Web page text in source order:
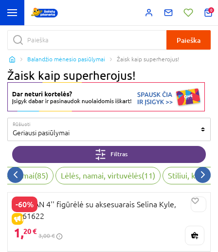
0
Paieška
Balandžio mėnesio pasiūlymai Žaisk kaip superherojus!
Žaisk kaip superherojus!
Rūšiuoti
Geriausi pasiūlymai
Filtras
žaidimai(85) Lėlės, namai, virtuvėlės(11) Stiliui,
-60%
IŠPARDAVIMAS
BATMAN 4'' figūrėlė su aksesuarais Selina Kyle,
6061622
1,20 €
3,00 €